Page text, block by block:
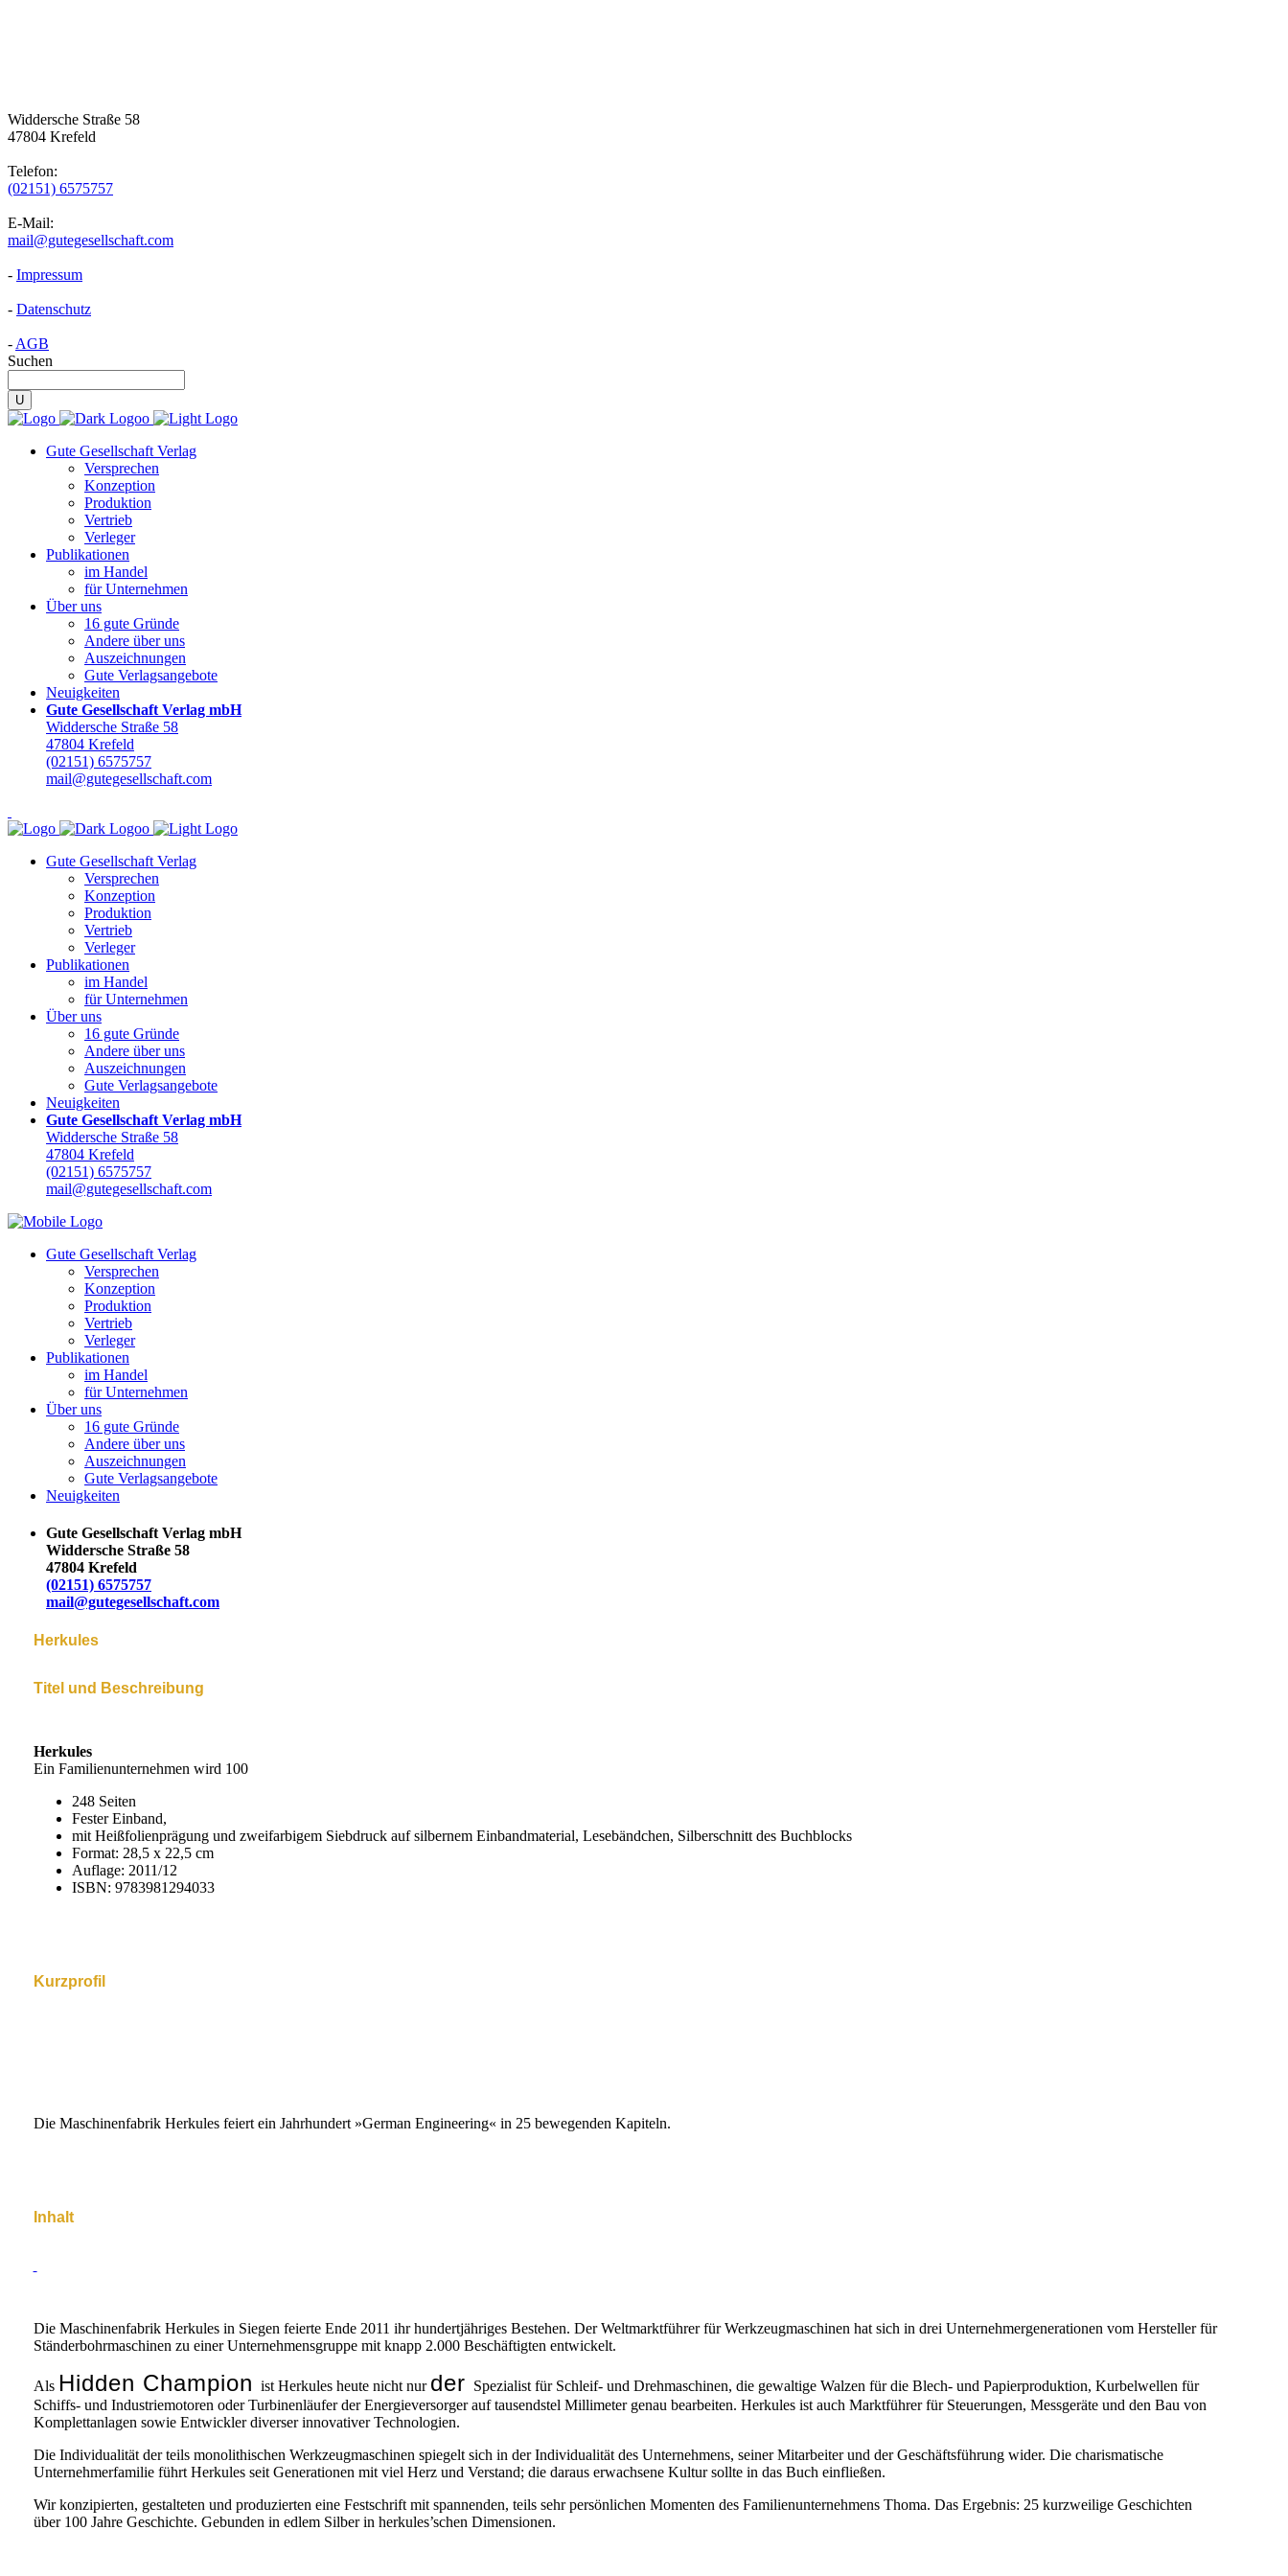
Widdersche Straße 58
47804 Krefeld
Telefon:
(02151) 6575757
E-Mail:
mail@gutegesellschaft.com
- Impressum
- Datenschutz
- AGB
Suchen
Gute Gesellschaft Verlag
Versprechen
Konzeption
Produktion
Vertrieb
Verleger
Publikationen
im Handel
für Unternehmen
Über uns
16 gute Gründe
Andere über uns
Auszeichnungen
Gute Verlagsangebote
Neuigkeiten
Gute Gesellschaft Verlag mbH
Widdersche Straße 58
47804 Krefeld
(02151) 6575757
mail@gutegesellschaft.com
Gute Gesellschaft Verlag
Versprechen
Konzeption
Produktion
Vertrieb
Verleger
Publikationen
im Handel
für Unternehmen
Über uns
16 gute Gründe
Andere über uns
Auszeichnungen
Gute Verlagsangebote
Neuigkeiten
Gute Gesellschaft Verlag mbH
Widdersche Straße 58
47804 Krefeld
(02151) 6575757
mail@gutegesellschaft.com
Gute Gesellschaft Verlag
Versprechen
Konzeption
Produktion
Vertrieb
Verleger
Publikationen
im Handel
für Unternehmen
Über uns
16 gute Gründe
Andere über uns
Auszeichnungen
Gute Verlagsangebote
Neuigkeiten
Gute Gesellschaft Verlag mbH
Widdersche Straße 58
47804 Krefeld
(02151) 6575757
mail@gutegesellschaft.com
Herkules
Titel und Beschreibung
Herkules
Ein Familienunternehmen wird 100
248 Seiten
Fester Einband,
mit Heißfolienprägung und zweifarbigem Siebdruck auf silbernem Einbandmaterial, Lesebändchen, Silberschnitt des Buchblocks
Format: 28,5 x 22,5 cm
Auflage: 2011/12
ISBN: 9783981294033
Kurzprofil
Die Maschinenfabrik Herkules feiert ein Jahrhundert »German Engineering« in 25 bewegenden Kapiteln.
Inhalt
Die Maschinenfabrik Herkules in Siegen feierte Ende 2011 ihr hundertjähriges Bestehen. Der Weltmarktführer für Werkzeugmaschinen hat sich in drei Unternehmergenerationen vom Hersteller für
Ständerbohrmaschinen zu einer Unternehmensgruppe mit knapp 2.000 Beschäftigten entwickelt.
Als Hidden Champion ist Herkules heute nicht nur der Spezialist für Schleif- und Drehmaschinen, die gewaltige Walzen für die Blech- und Papierproduktion, Kurbelwellen für
Schiffs- und Industriemotoren oder Turbinenläufer der Energieversorger auf tausendstel Millimeter genau bearbeiten. Herkules ist auch Marktführer für Steuerungen, Messgeräte und den Bau von
Komplettanlagen sowie Entwickler diverser innovativer Technologien.
Die Individualität der teils monolithischen Werkzeugmaschinen spiegelt sich in der Individualität des Unternehmens, seiner Mitarbeiter und der Geschäftsführung wider. Die charismatische
Unternehmerfamilie führt Herkules seit Generationen mit viel Herz und Verstand; die daraus erwachsene Kultur sollte in das Buch einfließen.
Wir konzipierten, gestalteten und produzierten eine Festschrift mit spannenden, teils sehr persönlichen Momenten des Familienunternehmens Thoma. Das Ergebnis: 25 kurzweilige Geschichten
über 100 Jahre Geschichte. Gebunden in edlem Silber in herkules’schen Dimensionen.